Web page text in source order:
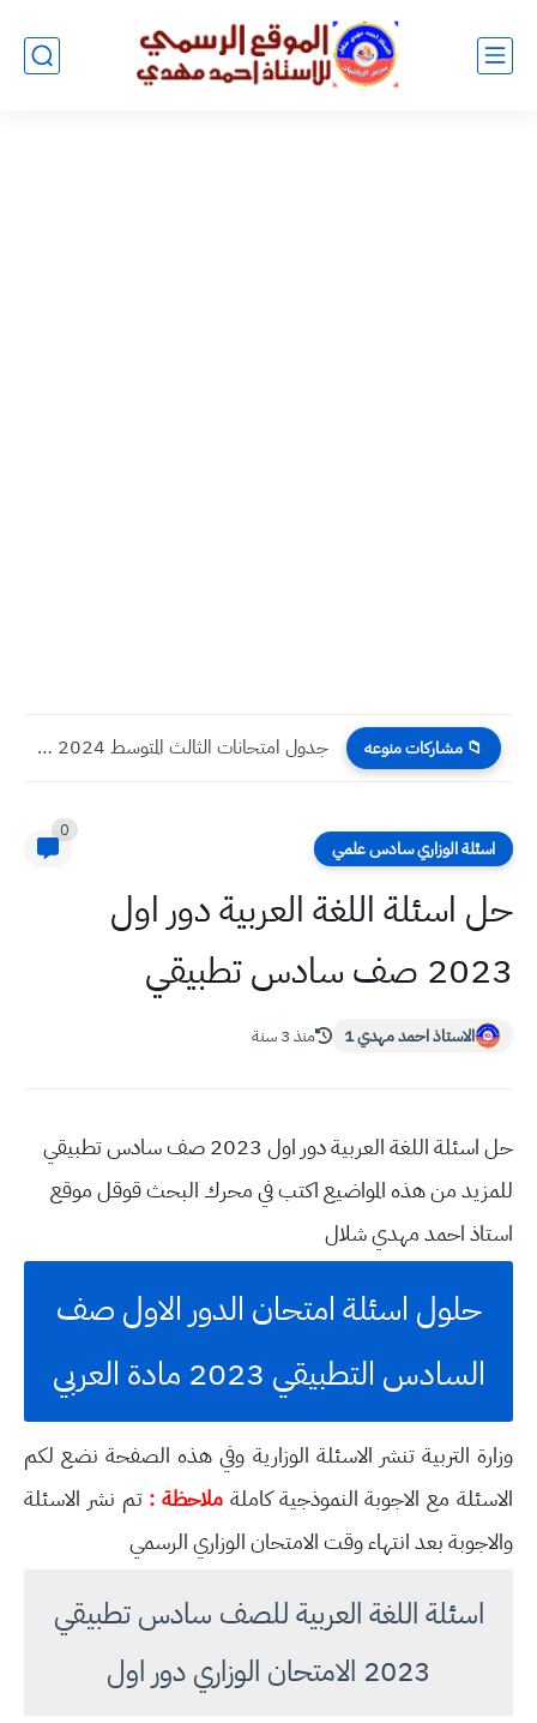
📁 مشاركات منوعه جدول امتحانات الثالث المتوسط 2024 الدور الثاني
اسئلة الوزاري سادس علمي
0
حل اسئلة اللغة العربية دور اول
2023 صف سادس تطبيقي
الاستاذ احمد مهدي 1 منذ 3 سنة
حل اسئلة اللغة العربية دور اول 2023 صف سادس تطبيقي
للمزيد من هذه المواضيع اكتب في محرك البحث قوقل موقع
استاذ احمد مهدي شلال
حلول اسئلة امتحان الدور الاول صف
السادس التطبيقي 2023 مادة العربي
وزارة التربية تنشر الاسئلة الوزارية وفي هذه الصفحة نضع لكم
الاسئلة مع الاجوبة النموذجية كاملة ملاحظة : تم نشر الاسئلة
والاجوبة بعد انتهاء وقت الامتحان الوزاري الرسمي
اسئلة اللغة العربية للصف سادس تطبيقي
2023 الامتحان الوزاري دور اول